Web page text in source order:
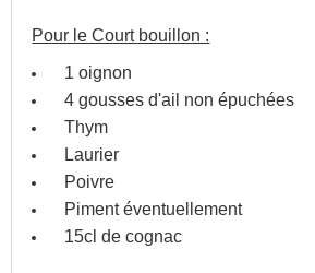
Pour le Court bouillon :
1 oignon
4 gousses d'ail non épuchées
Thym
Laurier
Poivre
Piment éventuellement
15cl de cognac